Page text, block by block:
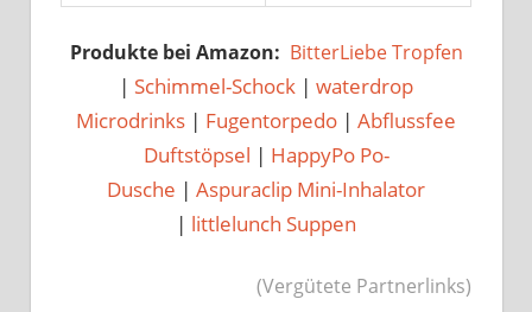
Produkte bei Amazon: BitterLiebe Tropfen
| Schimmel-Schock | waterdrop
Microdrinks | Fugentorpedo | Abflussfee
Duftstöpsel | HappyPo Po-
Dusche | Aspuraclip Mini-Inhalator
| littlelunch Suppen
(Vergütete Partnerlinks)